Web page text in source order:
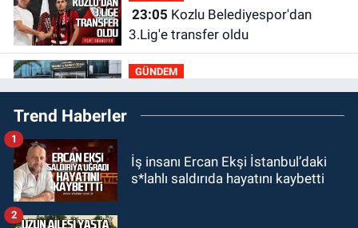
23:05
3.Lig'e transfer oldu
GÜNDEM
22:33Zonguldak TSO önemli
etkinliğe ev sahipliği yaptı
22:119 yaşındaki Burak Keskintığ
için acil Trombosit Arh (+) kana
Trend Haberler
İş insanı Ercan Ekşi İstanbul’daki
s*lahlı saldırıda hayatını kaybetti
1
2